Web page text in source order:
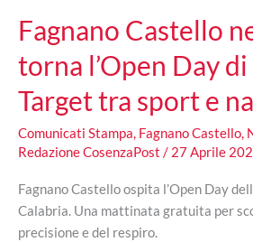
Fagnano Castello
torna l’Open Day
Target tra sport e
Comunicati Stampa, Fagnano Castello,
Redazione CosenzaPost / 27 Aprile
Fagnano Castello ospita l’Open Day
Calabria. Una mattinata gratuita per
precisione e del respiro.